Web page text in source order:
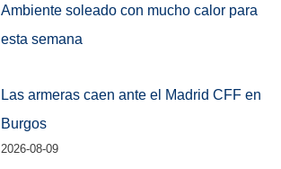
Ambiente soleado con mucho calor para
esta semana
Las armeras caen ante el Madrid CFF en
Burgos
2026-08-09